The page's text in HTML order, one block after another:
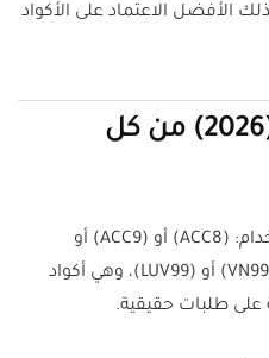
الأفضل الاعتماد على الأكواد
أقوى كود خصم نون (2026) من كل
احصل الآن على خصم 10% باستخدام: (ACC8) أو (ACC9) أو
(ACC7) أو (ACC6) أو (ACC4) أو (VN99) أو (LUV99)، وهي أكواد
على طلبات حقيقية.